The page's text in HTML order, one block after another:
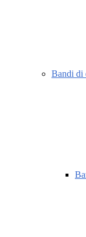
Bandi di